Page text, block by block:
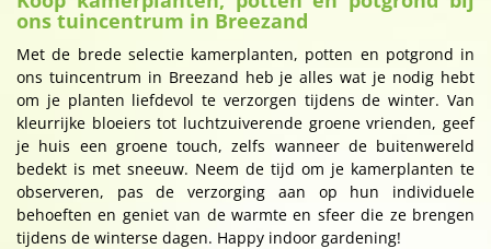
ons tuincentrum in Breezand
Met de brede selectie kamerplanten, potten en potgrond in
ons tuincentrum in Breezand heb je alles wat je nodig hebt
om je planten liefdevol te verzorgen tijdens de winter. Van
kleurrijke bloeiers tot luchtzuiverende groene vrienden, geef
je huis een groene touch, zelfs wanneer de buitenwereld
bedekt is met sneeuw. Neem de tijd om je kamerplanten te
observeren, pas de verzorging aan op hun individuele
behoeften en geniet van de warmte en sfeer die ze brengen
tijdens de winterse dagen. Happy indoor gardening!